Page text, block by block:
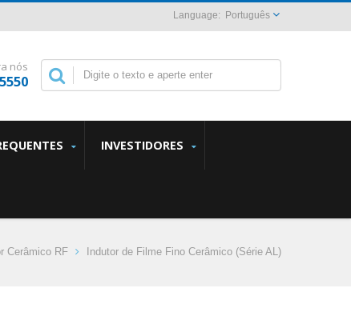
Português
nós
INVESTIDORES
Cerâmico RF Indutor de Filme Fino Cerâmico (Série AL)